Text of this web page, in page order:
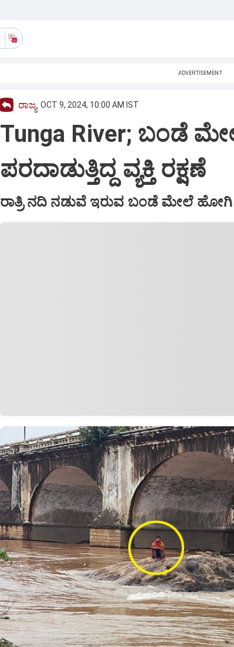
ADVERTISEMENT
ರಾಜ್ಯ OCT 9, 2024, 10:00 AM IST
Tunga River; ಬಂಡೆ
ಪರದಾಡುತ್ತಿದ್ದ ವ್ಯಕ್ತಿ ರಕ್ಷಣೆ
ರಾತ್ರಿ ನದಿ ನಡುವೆ ಇರುವ ಬಂಡೆ ಮೇಲೆ